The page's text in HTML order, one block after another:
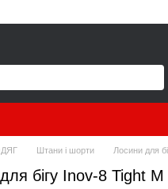
Штани і шорти Лосини для
бігу Inov-8 Tight M